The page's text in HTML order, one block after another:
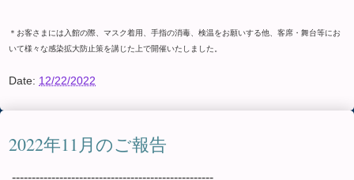
＊お客さまには入館の際、マスク着用、手指の消毒、検温をお願いする他、客席・舞台等にお
いて様々な感染拡大防止策を講じた上で開催いたしました。
Date: 12/22/2022
2022年11月のご報告